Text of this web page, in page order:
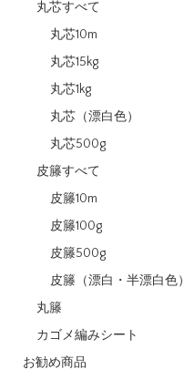
丸芯すべて
丸芯10m
丸芯15kg
丸芯1kg
丸芯（漂白色）
丸芯500g
皮籐すべて
皮籐10m
皮籐100g
皮籐500g
皮籐（漂白・半漂白色）
丸籐
カゴメ編みシート
お勧め商品